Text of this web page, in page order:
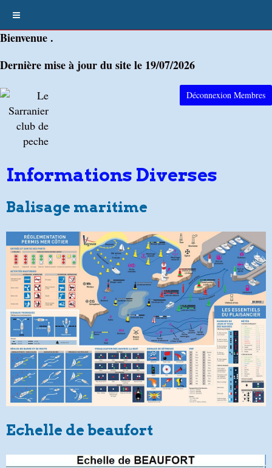
Bienvenue .
Dernière mise à jour du site le 19/07/2026
Déconnexion Membres
Informations Diverses
Balisage maritime
Echelle de beaufort